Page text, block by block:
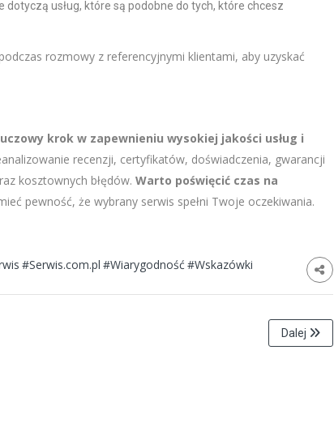
dotyczą usług, które są podobne do tych, które chcesz
rozmowy z referencyjnymi klientami, aby uzyskać
krok w zapewnieniu wysokiej jakości usług i
recenzji, certyfikatów, doświadczenia, gwarancji
kosztownych błędów. Warto poświęcić czas na
pewność, że wybrany serwis spełni Twoje oczekiwania.
#Serwis.com.pl #Wiarygodność #Wskazówki
Dalej